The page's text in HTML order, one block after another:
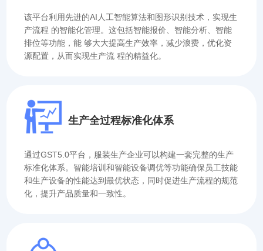
该平台利用先进的AI人工智能算法和图形识别技术，实现生
产流程 的智能化管理。这包括智能报价、智能分析、智能
排位等功能，能 够大大提高生产效率，减少浪费，优化资
源配置，从而实现生产流 程的精益化。
生产全过程标准化体系
通过GST5.0平台，服装生产企业可以构建一套完整的生产
标准化体系。智能培训和智能设备调优等功能确保员工技能
和生产设备的性能达到最优状态，同时促进生产流程的规范
化，提升产品质量和一致性。